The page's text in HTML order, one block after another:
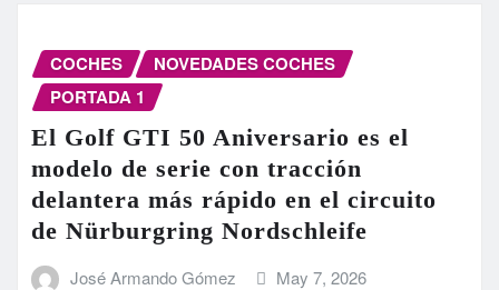
COCHES
NOVEDADES COCHES
PORTADA 1
El Golf GTI 50 Aniversario es el
modelo de serie con tracción
delantera más rápido en el circuito
de Nürburgring Nordschleife
José Armando Gómez May 7, 2026